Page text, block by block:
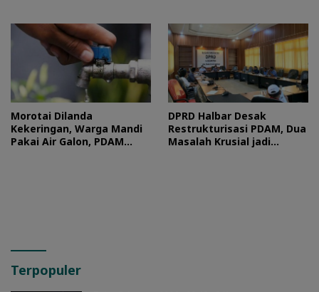
Morotai Dilanda
Kekeringan, Warga Mandi
Pakai Air Galon, PDAM
DPRD Halbar Desak
Restrukturisasi PDAM, Dua
Masalah Krusial jadi
Terpopuler